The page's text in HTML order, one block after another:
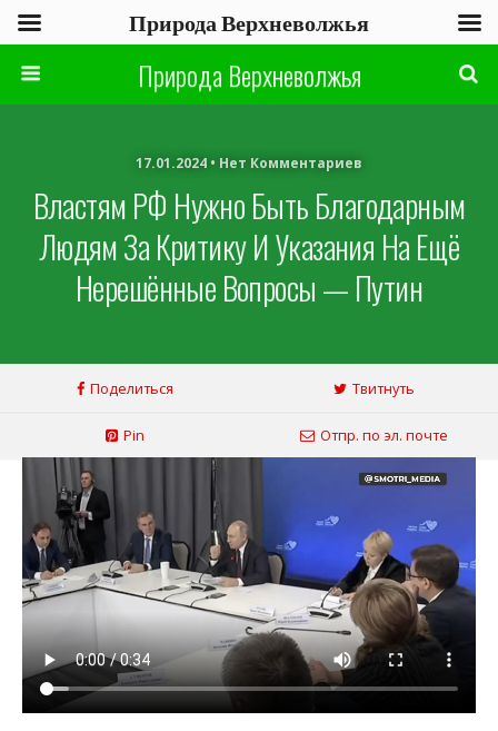
Природа Верхневолжья
17.01.2024 • Нет Комментариев
Властям РФ Нужно Быть Благодарным
Людям За Критику И Указания На Ещё
Нерешённые Вопросы — Путин
Поделиться Твитнуть
Pin Отпр. по эл. почте
Природа Верхневолжья